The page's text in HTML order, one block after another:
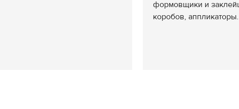
формовщики и
коробов,